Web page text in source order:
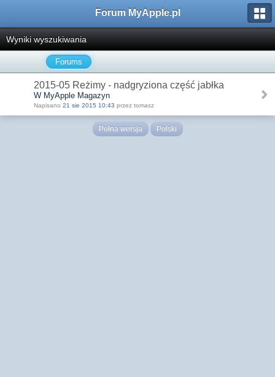
Forum MyApple.pl
Wyniki wyszukiwania
Forums
2015-05 Reżimy - nadgryziona część jabłka
W MyApple Magazyn
Napisano 21 sie 2015 10:43 przez tomasz
Pełna wersja Polski